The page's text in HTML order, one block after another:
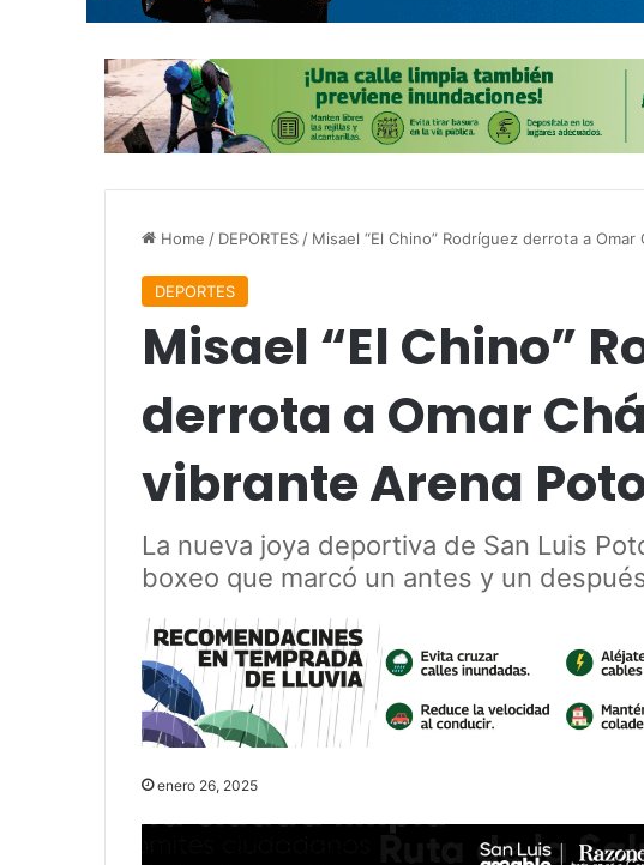
Home / DEPORTES / Misael “El Chino” Rodríguez derrota a
DEPORTES
Misael “El Chino”
derrota a Omar
vibrante Arena
La nueva joya deportiva de San Luis
boxeo que marcó un antes y un
enero 26, 2025